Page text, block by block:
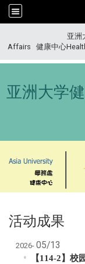
亚洲
Affairs
健康中心
亚洲大学
活动成果
2026- 05/13
【114-2】